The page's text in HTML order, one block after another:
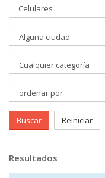
Buscar Reiniciar
Resultados